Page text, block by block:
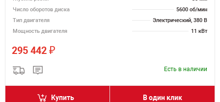
Число оборотов диска
5600 об/мин
Тип двигателя
Электрический, 380 В
Мощность двигателя
11 кВт
295 442 ₽
Есть в наличии
Купить В один клик